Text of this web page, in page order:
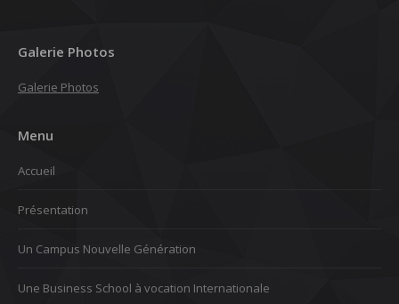
Galerie Photos
Galerie Photos
Menu
Accueil
Présentation
Un Campus Nouvelle Génération
Une Business School à vocation Internationale